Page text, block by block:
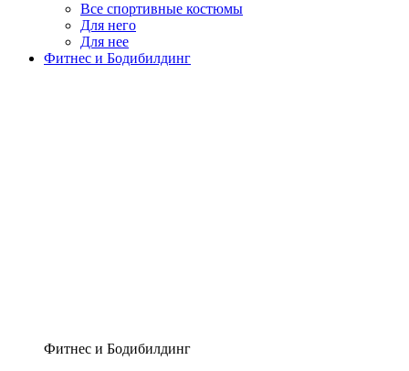
Все спортивные костюмы
Для него
Для нее
Фитнес и Бодибилдинг
Фитнес и Бодибилдинг